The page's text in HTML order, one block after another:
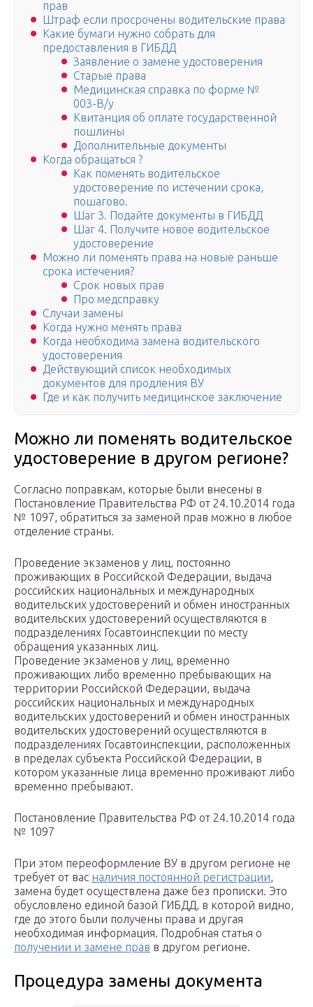
прав
Штраф если просрочены водительские права
Какие бумаги нужно собрать для
предоставления в ГИБДД
Заявление о замене удостоверения
Старые права
Медицинская справка по форме №
003-В/у
Квитанция об оплате государственной
пошлины
Дополнительные документы
Когда обращаться ?
Как поменять водительское
удостоверение по истечении срока,
пошагово.
Шаг 3. Подайте документы в ГИБДД
Шаг 4. Получите новое водительское
удостоверение
Можно ли поменять права на новые раньше
срока истечения?
Срок новых прав
Про медсправку
Случаи замены
Когда нужно менять права
Когда необходима замена водительского
удостоверения
Действующий список необходимых
документов для продления ВУ
Где и как получить медицинское заключение
Можно ли поменять водительское
удостоверение в другом регионе?
Согласно поправкам, которые были внесены в
Постановление Правительства РФ от 24.10.2014 года
№ 1097, обратиться за заменой прав можно в любое
отделение страны.
Проведение экзаменов у лиц, постоянно
проживающих в Российской Федерации, выдача
российских национальных и международных
водительских удостоверений и обмен иностранных
водительских удостоверений осуществляются в
подразделениях Госавтоинспекции по месту
обращения указанных лиц.
Проведение экзаменов у лиц, временно
проживающих либо временно пребывающих на
территории Российской Федерации, выдача
российских национальных и международных
водительских удостоверений и обмен иностранных
водительских удостоверений осуществляются в
подразделениях Госавтоинспекции, расположенных
в пределах субъекта Российской Федерации, в
котором указанные лица временно проживают либо
временно пребывают.
Постановление Правительства РФ от 24.10.2014 года
№ 1097
При этом переоформление ВУ в другом регионе не
требует от вас наличия постоянной регистрации,
замена будет осуществлена даже без прописки. Это
обусловлено единой базой ГИБДД, в которой видно,
где до этого были получены права и другая
необходимая информация. Подробная статья о
получении и замене прав в другом регионе.
Процедура замены документа